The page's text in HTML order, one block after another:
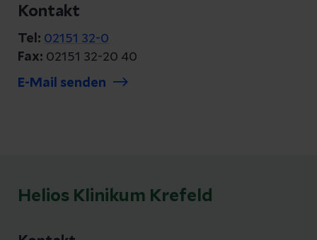
Kontakt
Tel: 02151 32-0
Fax: 02151 32-20 40
E-Mail senden
Helios Klinikum Krefeld